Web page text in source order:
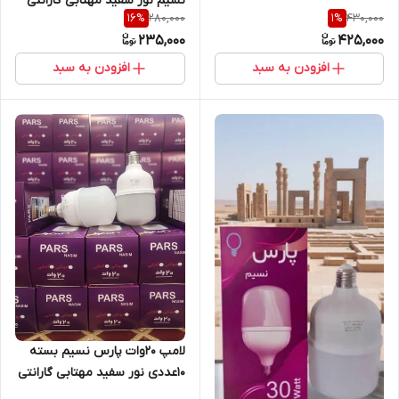
430,000
1%
425,000
افزودن به سبد
سلامت کالا
280,000
16%
235,000
افزودن به سبد
لامپ 20وات پارس نسیم بسته
10عددی نور سفید مهتابی گارانتی